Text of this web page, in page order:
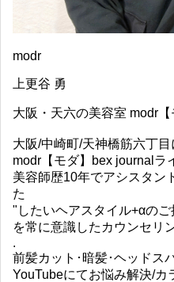
modr
上更谷 勇
大阪・天六の美容室 modr【
大阪/中崎町/天神橋筋六丁
modr【モダ】bex journalラ
美容師歴10年でアシスタン
た
"したいヘアスタイル+αの
を常に意識したカウンセリ
.
前髪カット･暗髪･ヘッドス
YouTubeにてお悩み解決/